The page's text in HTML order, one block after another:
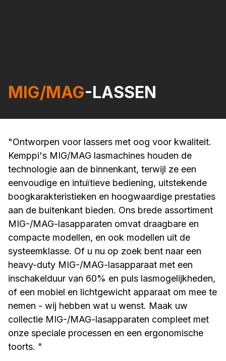
MIG/MAG-LASSEN
"Ontworpen voor lassers met oog voor kwaliteit.
Kemppi's MIG/MAG lasmachines houden de
technologie aan de binnenkant, terwijl ze een
eenvoudige en intuïtieve bediening, uitstekende
boogkarakteristieken en hoogwaardige prestaties
aan de buitenkant bieden. Ons brede assortiment
MIG-/MAG-lasapparaten omvat draagbare en
compacte modellen, en ook modellen uit de
systeemklasse. Of u nu op zoek bent naar een
heavy-duty MIG-/MAG-lasapparaat met een
inschakelduur van 60% en puls lasmogelijkheden,
of een mobiel en lichtgewicht apparaat om mee te
nemen - wij hebben wat u wenst. Maak uw
collectie MIG-/MAG-lasapparaten compleet met
onze speciale processen en een ergonomische
toorts. "